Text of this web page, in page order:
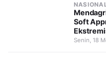
Soft
Senin, 18